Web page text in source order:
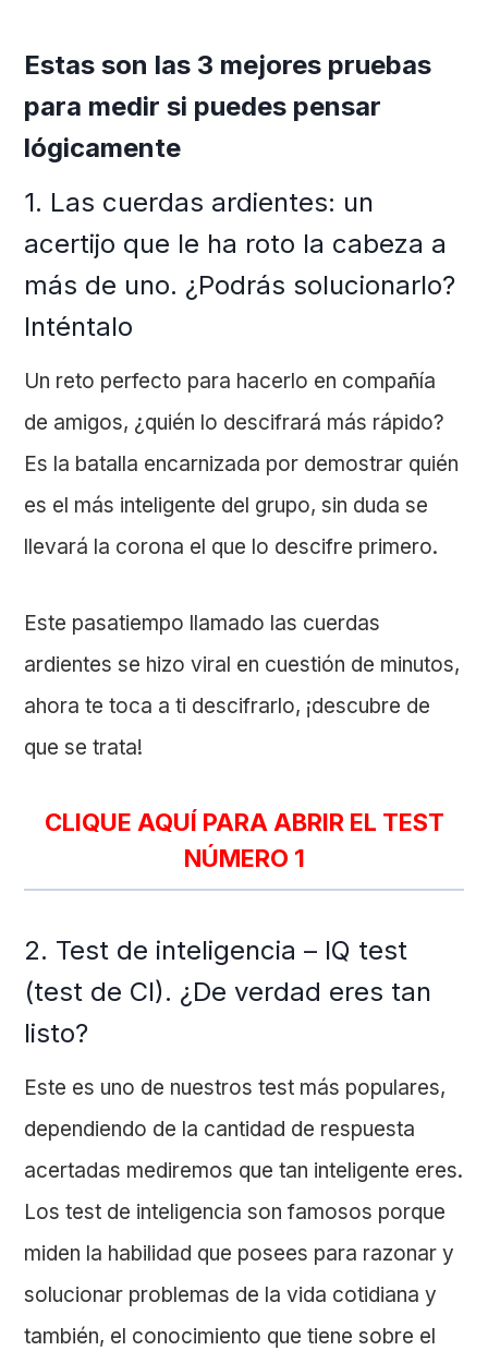
Estas son las 3 mejores pruebas
para medir si puedes pensar
lógicamente
1. Las cuerdas ardientes: un
acertijo que le ha roto la cabeza a
más de uno. ¿Podrás solucionarlo?
Inténtalo
Un reto perfecto para hacerlo en compañía
de amigos, ¿quién lo descifrará más rápido?
Es la batalla encarnizada por demostrar quién
es el más inteligente del grupo, sin duda se
llevará la corona el que lo descifre primero.
Este pasatiempo llamado las cuerdas
ardientes se hizo viral en cuestión de minutos,
ahora te toca a ti descifrarlo, ¡descubre de
que se trata!
CLIQUE AQUÍ PARA ABRIR EL TEST
NÚMERO 1
2. Test de inteligencia – IQ test
(test de CI). ¿De verdad eres tan
listo?
Este es uno de nuestros test más populares,
dependiendo de la cantidad de respuesta
acertadas mediremos que tan inteligente eres.
Los test de inteligencia son famosos porque
miden la habilidad que posees para razonar y
solucionar problemas de la vida cotidiana y
también, el conocimiento que tiene sobre el